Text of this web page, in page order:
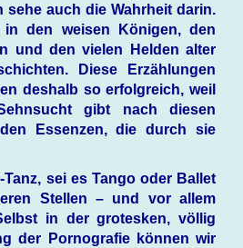
sehe auch die Wahrheit darin.
den weisen Königen, den
und den vielen Helden alter
Diese Erzählungen
deshalb so erfolgreich, weil
gibt nach diesen
Essenzen, die durch sie
Tanz, sei es Tango oder Ballet
Stellen – und vor allem
in der grotesken, völlig
der Pornografie können wir